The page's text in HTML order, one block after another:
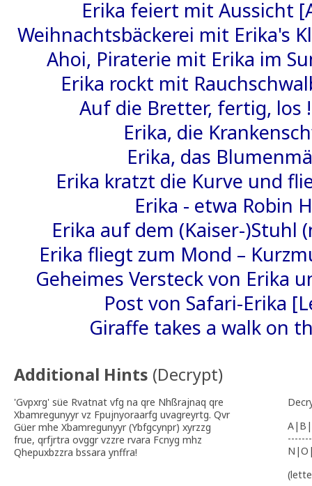
Erika feiert mit Aussicht
Weihnachtsbäckerei mit Erika's
Ahoi, Piraterie mit Erika im
Erika rockt mit
Auf die Bretter, fertig, los
Erika, die
Erika, das
Erika kratzt die Kurve und
Erika - etwa Robin
Erika auf dem (Kaiser-)Stuhl
Erika fliegt zum Mond –
Geheimes Versteck von Erika
Post von Safari-Erika
Giraffe takes a walk on
Additional Hints (Decrypt)
'Gvpxrg' süe Rvatnat vfg na qre Nhßrajnaq qre
Xbamregunyyr vz Fpujnyoraarfg uvagreyrtg. Qvr
Güer mhe Xbamregunyyr (Ybfgcynpr) xyrzzg
frue, qrfjrtra ovggr vzzre rvara Fcnyg mhz
Qhepuxbzzra bssara ynffra!